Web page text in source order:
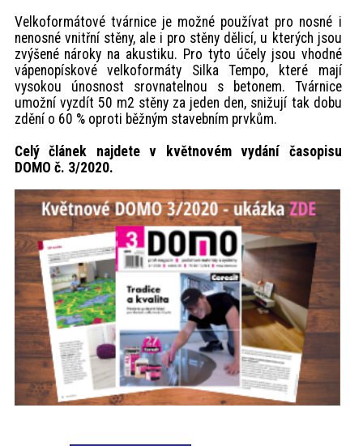
Velkoformátové tvárnice je možné používat pro nosné i
nenosné vnitřní stěny, ale i pro stěny dělicí, u kterých jsou
zvýšené nároky na akustiku. Pro tyto účely jsou vhodné
vápenopískové velkoformáty Silka Tempo, které mají
vysokou únosnost srovnatelnou s betonem. Tvárnice
umožní vyzdít 50 m2 stěny za jeden den, snižují tak dobu
zdění o 60 % oproti běžným stavebním prvkům.
Celý článek najdete v květnovém vydání časopisu
DOMO č. 3/2020.